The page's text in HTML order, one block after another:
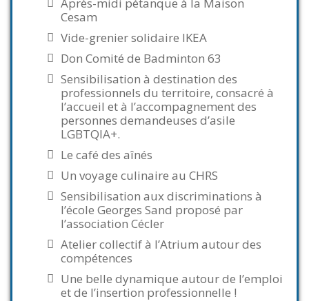
Cesam
Vide-grenier solidaire IKEA
Don Comité de Badminton 63
Sensibilisation à destination des
professionnels du territoire, consacré à
l’accueil et à l’accompagnement des
personnes demandeuses d’asile
LGBTQIA+.
Le café des aînés
Un voyage culinaire au CHRS
Sensibilisation aux discriminations à
l’école Georges Sand proposé par
l’association Cécler
Atelier collectif à l’Atrium autour des
compétences
Une belle dynamique autour de l’emploi
et de l’insertion professionnelle !